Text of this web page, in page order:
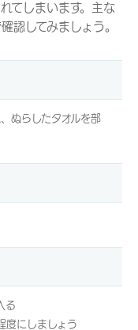
てしまいます。主な
認してみましょう。
ぬらしたタオルを部
る
度にしましょう